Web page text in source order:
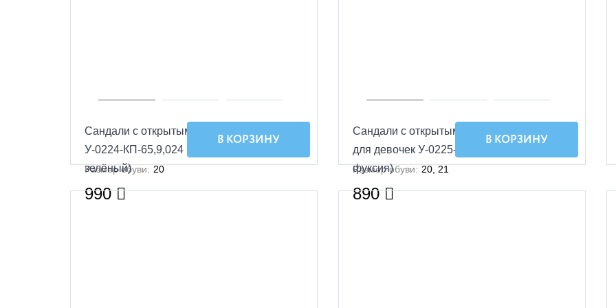
Сандали с открытым носком Малодетские
У-0224-КП-65,9,024 (жёлтый/белый/
зелёный)
Размер обуви: 20
990
В КОРЗИНУ
Сандали с открытым носком Малодетские
для девочек У-0225-КП-9,287 (белый/
фуксия)
Размер обуви: 20, 21
890
В КОРЗИНУ